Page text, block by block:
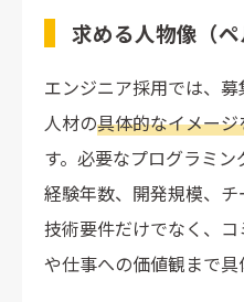
求める人物像（
エンジニア採用では、
人材の具体的なイメー
す。必要なプログラミ
経験年数、開発規模、
技術要件だけでなく、
や仕事への価値観まで具